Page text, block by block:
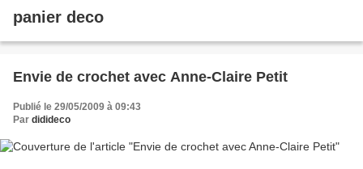
panier deco
Envie de crochet avec Anne-Claire Petit
Publié le 29/05/2009 à 09:43
Par didideco